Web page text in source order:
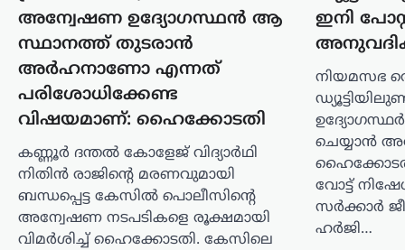
അന്വേഷണ ഉദ്യോഗസ്ഥൻ ആ
സ്ഥാനത്ത് തുടരാൻ
അർഹനാണോ എന്നത്
പരിശോധിക്കേണ്ട
വിഷയമാണ്: ഹൈക്കോടതി
കണ്ണൂർ ദന്തൽ കോളേജ് വിദ്യാർഥി
നിതിൻ രാജിന്റെ മരണവുമായി
ബന്ധപ്പെട്ട കേസിൽ പൊലീസിന്റെ
അന്വേഷണ നടപടികളെ രൂക്ഷമായി
വിമർശിച്ച് ഹൈക്കോടതി. കേസിലെ
ഇനി
നിയമസഭ
ചെയ്യാന്‍
വോട്ട്
സര്‍ക്കാര്‍
ഹര്‍ജി…
ഒമാനും
ധാരണയിലെത്തി
ന്യൂസ് ഡെസ്ക്
ആഗോള എണ്ണവ്യാപാരത്തിന്റെ പ്രധാന
കേന്ദ്രമായ ഹോർമുസ് കടലിടുക്കിലൂടെ
സുരക്ഷിതമായ വാണിജ്യ കപ്പൽ
ഗതാഗതം ഉറപ്പാക്കുന്നതിനുള്ള
ശ്രമങ്ങളിൽ ഇറാനും ഒമാനും
നിർണായക പുരോഗതി
കൈവരിച്ചതായി ഇറാൻ അറിയിച്ചു.
പുതിയ…